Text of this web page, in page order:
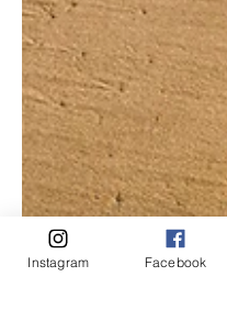
Instagram Facebook